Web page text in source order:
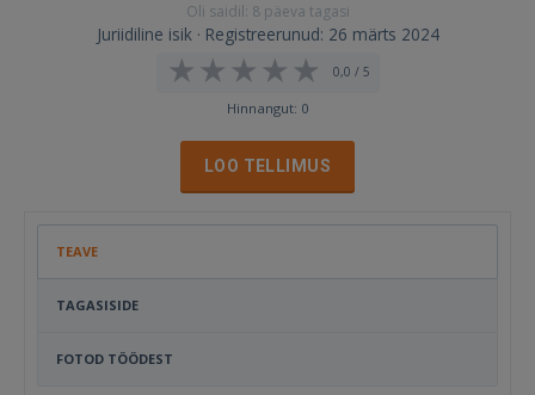
Oli saidil: 8 päeva tagasi
Juriidiline isik · Registreerunud: 26 märts 2024
0,0 / 5
Hinnangut: 0
LOO TELLIMUS
TEAVE
TAGASISIDE
FOTOD TÖÖDEST